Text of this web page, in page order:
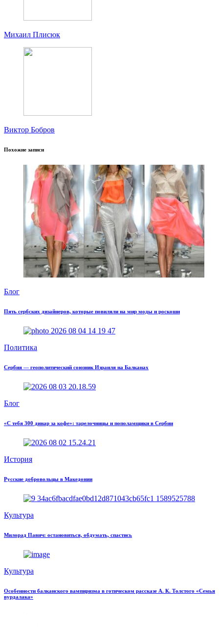
Михаил Плисюк
Виктор Бобров
Похожие записи
Блог
Пять сербских дизайнеров, которые повиляли на мир моды и роскоши
Политика
Сербия — геополитический союзник Израиля на Балканах
Блог
«С тебя 300 динар за кофе»: тарелочницы и пополамщики в Сербии
История
Русские добровольцы в Македонии
Культура
Милорад Павич: остановиться, обдумать, спастись
Культура
Особенности балканского вампиризма в готическом рассказе А. К. Толстого «Семья
вурдалака»